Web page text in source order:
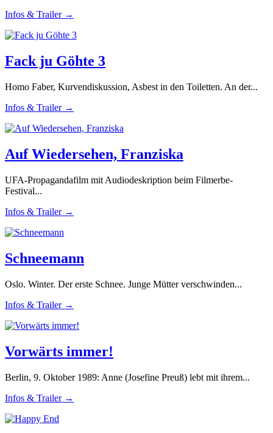
Infos & Trailer →
Fack ju Göhte 3
Homo Faber, Kurvendiskussion, Asbest in den Toiletten. An der...
Infos & Trailer →
Auf Wiedersehen, Franziska
UFA-Propagandafilm mit Audiodeskription beim Filmerbe-
Festival...
Infos & Trailer →
Schneemann
Oslo. Winter. Der erste Schnee. Junge Mütter verschwinden...
Infos & Trailer →
Vorwärts immer!
Berlin, 9. Oktober 1989: Anne (Josefine Preuß) lebt mit ihrem...
Infos & Trailer →